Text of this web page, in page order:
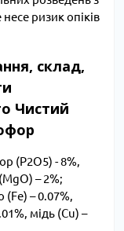
ризик опіків
склад,
Чистий
(P2O5) - 8%,
– 2%;
(Fe) – 0.07%,
мідь (Cu) –